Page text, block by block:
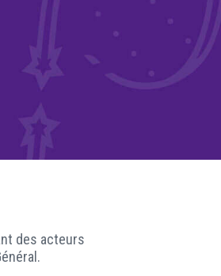
RÉSEAUX SOCIAUX
des acteurs